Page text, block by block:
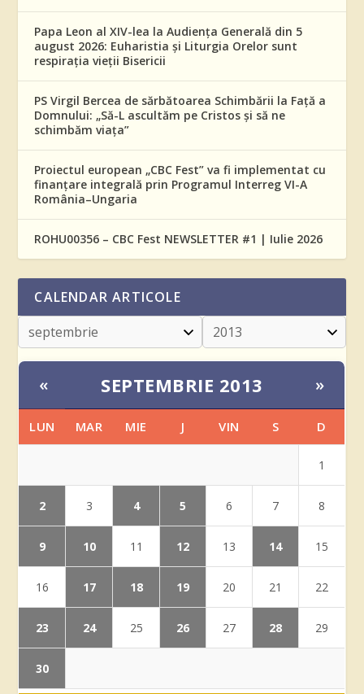
Papa Leon al XIV-lea la Audiența Generală din 5
august 2026: Euharistia și Liturgia Orelor sunt
respirația vieții Bisericii
PS Virgil Bercea de sărbătoarea Schimbării la Față a
Domnului: „Să-L ascultăm pe Cristos și să ne
schimbăm viața”
Proiectul european „CBC Fest” va fi implementat cu
finanțare integrală prin Programul Interreg VI-A
România–Ungaria
ROHU00356 – CBC Fest NEWSLETTER #1 | Iulie 2026
CALENDAR ARTICOLE
« SEPTEMBRIE 2013 »
LUN MAR MIE J VIN S D
1
2 3 4 5 6 7 8
9 10 11 12 13 14 15
16 17 18 19 20 21 22
23 24 25 26 27 28 29
30